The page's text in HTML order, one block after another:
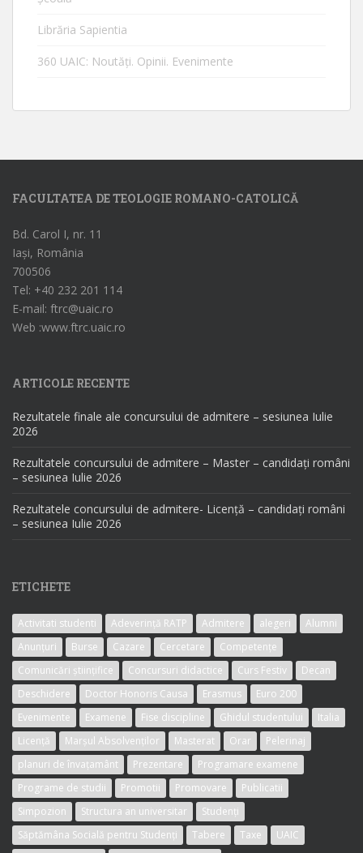
Librăria Sapientia
360 UAIC: Noutăţi. Opinii. Evenimente
FACULTATEA DE TEOLOGIE ROMANO-CATOLICĂ
Bd. Carol I, nr. 11
Iași, România
700506
Tel: +40 232 201 114
E-mail: ftrc@uaic.ro
Web :www.ftrc.uaic.ro
ARTICOLE RECENTE
Rezultatele finale ale concursului de admitere – sesiunea Iulie
2026
Rezultatele concursului de admitere – Master – candidați români
– sesiunea Iulie 2026
Rezultatele concursului de admitere- Licență – candidați români
– sesiunea Iulie 2026
ETICHETE
Activitati studenti Adeverință RATP Admitere alegeri
Alumni
Anunțuri
Burse Cazare Cercetare
Competențe
Comunicări științifice
Concursuri didactice Curs Festiv
Decan
Deschidere
Doctor Honoris Causa Erasmus
Euro 200
Evenimente
Examene Fise discipline Ghidul studentului
Italia
Licență
Marșul Absolvenților Masterat Orar
Pelerinaj
planuri de învațamânt
Prezentare
Programare examene
Programe de studii
Promotii Promovare
Publicatii
Simpozion
Structura an universitar
Studenți
Săptămâna Socială pentru Studenți
Tabere Taxe
UAIC